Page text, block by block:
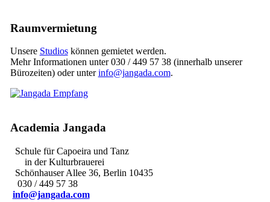
Raumvermietung
Unsere Studioskönnen gemietet werden.
Mehr Informationen unter 030 / 449 57 38 (innerhalb unserer
Bürozeiten) oder unterinfo@jangada.com.
Academia Jangada
Schule für Capoeira und Tanz
in der Kulturbrauerei
Schönhauser Allee 36, Berlin 10435
030 / 449 57 38
info@jangada.com